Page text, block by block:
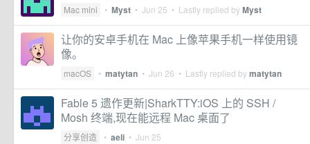
Mac mini • Myst • Jun 25 • Lastly replied byMyst
让你的安卓手机在 Mac 上像苹果手机一样使用镜
像。
macOS • matytan • Jun 26 • Lastly replied bymatytan
Fable 5 遗作更新|SharkTTY:iOS 上的 SSH /
Mosh 终端,现在能远程 Mac 桌面了
分享创造 • aeli • Jun 25